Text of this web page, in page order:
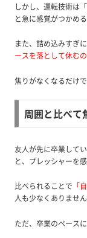
しかし、運転技術は
と急に感覚がつかめ
また、詰め込みすぎ
ースを落として休む
焦りがなくなるだけ
周囲と比べて
友人が先に卒業して
と、プレッシャーを
比べられることで 「
人も少なくありません
ただ、卒業のペース